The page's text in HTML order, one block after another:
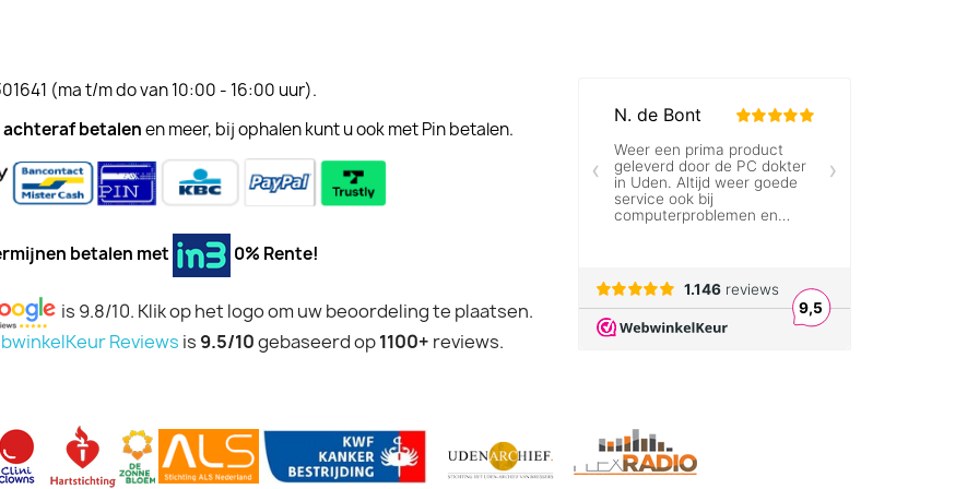
(ma t/m do van 10:00 - 16:00 uur).
achteraf betalenen meer, bij ophalen kunt u ook met Pin betalen.
betalen met 0% Rente!
is 9.8/10. Klik op het logo om uw beoordeling te plaatsen.
Reviews is 9.5/10gebaseerd op1100+ reviews.